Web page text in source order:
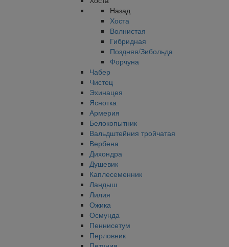
Назад
Хоста
Волнистая
Гибридная
Поздняя/Зибольда
Форчуна
Чабер
Чистец
Эхинацея
Яснотка
Армерия
Белокопытник
Вальдштейния тройчатая
Вербена
Дихондра
Душевик
Каплесеменник
Ландыш
Лилия
Ожика
Осмунда
Пеннисетум
Перловник